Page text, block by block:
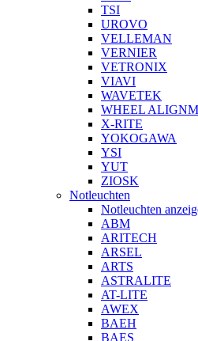
TSI
UROVO
VELLEMAN
VERNIER
VETRONIX
VIAVI
WAVETEK
WHEEL
X-RITE
YOKOGAWA
YSI
YUT
ZIOSK
Notleuchten
Notleuchten
ABM
ARITECH
ARSEL
ARTS
ASTRALITE
AT-LITE
AWEX
BAEH
BAES